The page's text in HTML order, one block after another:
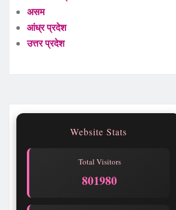
असम
आंध्र प्रदेश
उत्तर प्रदेश
Website Stats
Total Visitors
801980